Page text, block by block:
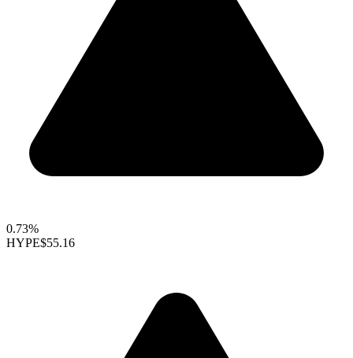
0.73%
HYPE$55.16